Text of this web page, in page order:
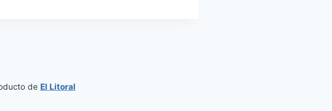
de El Litoral